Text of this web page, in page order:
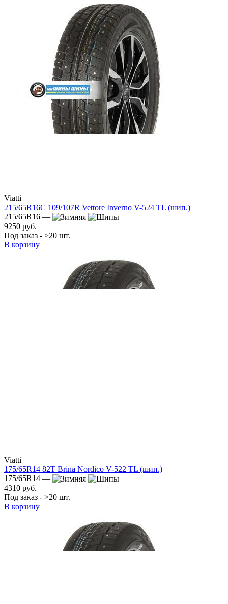
Viatti
215/65R16C 109/107R Vettore Inverno V-524 TL (шип.)
215/65R16 —
9250 руб.
Под заказ - >20 шт.
В корзину
Viatti
175/65R14 82T Brina Nordico V-522 TL (шип.)
175/65R14 —
4310 руб.
Под заказ - >20 шт.
В корзину